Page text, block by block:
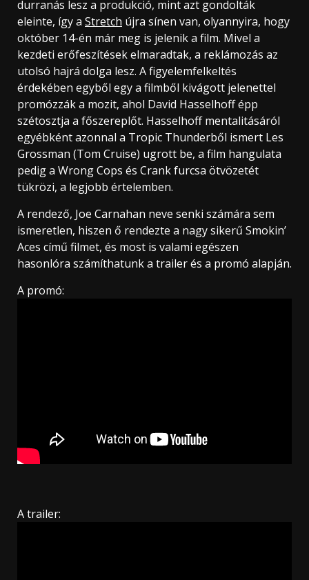
durranás lesz a produkció, mint azt gondolták
eleinte, így a Stretch újra sínen van, olyannyira, hogy
október 14-én már meg is jelenik a film. Mivel a
kezdeti erőfeszítések elmaradtak, a reklámozás az
utolsó hajrá dolga lesz. A figyelemfelkeltés
érdekében egyből egy a filmből kivágott jelenettel
promózzák a mozit, ahol David Hasselhoff épp
szétosztja a főszereplőt. Hasselhoff mentalitásáról
egyébként azonnal a Tropic Thunderből ismert Les
Grossman (Tom Cruise) ugrott be, a film hangulata
pedig a Wrong Cops és Crank furcsa ötvözetét
tükrözi, a legjobb értelemben.
A rendező, Joe Carnahan neve senki számára sem
ismeretlen, hiszen ő rendezte a nagy sikerű Smokin’
Aces című filmet, és most is valami egészen
hasonlóra számíthatunk a trailer és a promó alapján.
A promó:
A trailer: